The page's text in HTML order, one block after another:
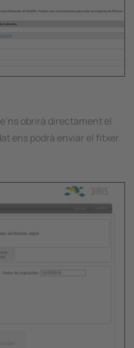
obrirà directament el
ens podrà enviar el fitxer.